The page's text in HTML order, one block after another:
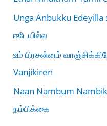
Unga Anbukku
ஈடேயில்ல
உம் பிரசன்னம்
Vanjikiren
Naan Nambum
நம்பிக்கை